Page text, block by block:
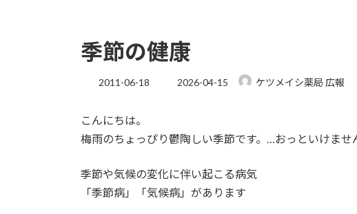
季節の健康
2011-06-18
最
日
時
2026-04-15 ケツメイシ薬局 広報
こんにちは。
梅雨のちょっぴり鬱陶しい季節です。…おっといけませ
季節や気候の変化に伴い起こる病気
「季節病」「気候病」があります